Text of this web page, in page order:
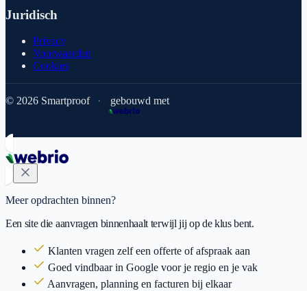
Juridisch
Privacy
Voorwaarden
Cookies
© 2026 Smartproof · gebouwd met
Meer opdrachten binnen?
Een site die aanvragen binnenhaalt terwijl jij op de klus bent.
Klanten vragen zelf een offerte of afspraak aan
Goed vindbaar in Google voor je regio en je vak
Aanvragen, planning en facturen bij elkaar